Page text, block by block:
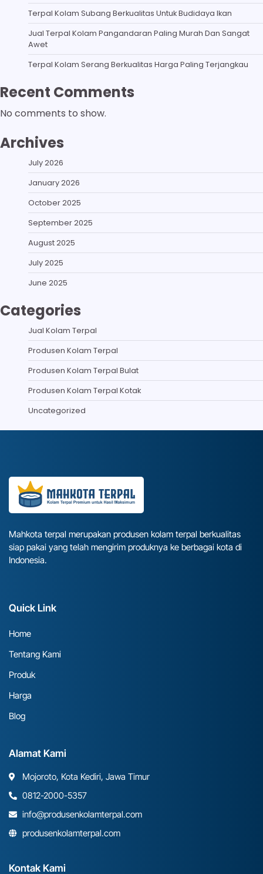
Terpal Kolam Subang Berkualitas Untuk Budidaya Ikan
Jual Terpal Kolam Pangandaran Paling Murah Dan Sangat
Awet
Terpal Kolam Serang Berkualitas Harga Paling Terjangkau
Recent Comments
No comments to show.
Archives
July 2026
January 2026
October 2025
September 2025
August 2025
July 2025
June 2025
Categories
Jual Kolam Terpal
Produsen Kolam Terpal
Produsen Kolam Terpal Bulat
Produsen Kolam Terpal Kotak
Uncategorized
Mahkota terpal merupakan produsen kolam terpal berkualitas
siap pakai yang telah mengirim produknya ke berbagai kota di
Indonesia.
Quick Link
Home
Tentang Kami
Produk
Harga
Blog
Alamat Kami
Mojoroto, Kota Kediri, Jawa Timur
0812-2000-5357
info@produsenkolamterpal.com
produsenkolamterpal.com
Kontak Kami